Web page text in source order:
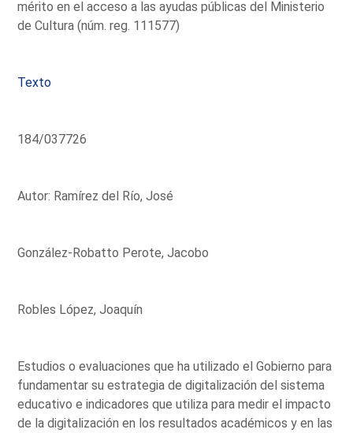
mérito en el acceso a las ayudas públicas del Ministerio
de Cultura (núm. reg. 111577)
Texto
184/037726
Autor: Ramírez del Río, José
González-Robatto Perote, Jacobo
Robles López, Joaquín
Estudios o evaluaciones que ha utilizado el Gobierno para
fundamentar su estrategia de digitalización del sistema
educativo e indicadores que utiliza para medir el impacto
de la digitalización en los resultados académicos y en las